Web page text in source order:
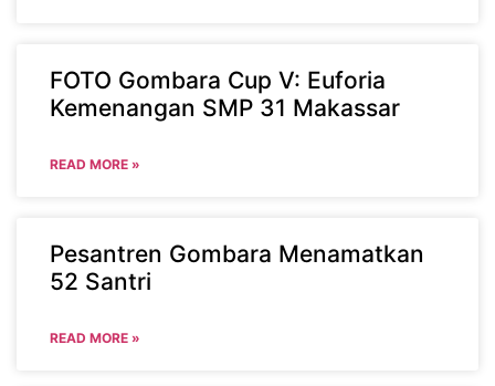
FOTO Gombara Cup V: Euforia
Kemenangan SMP 31 Makassar
READ MORE »
Pesantren Gombara Menamatkan
52 Santri
READ MORE »